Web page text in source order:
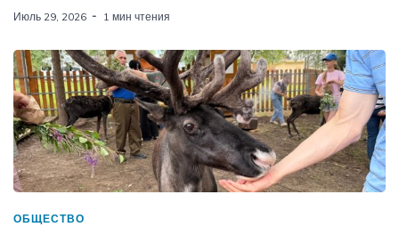
Июль 29, 2026 1 мин чтения
ОБЩЕСТВО